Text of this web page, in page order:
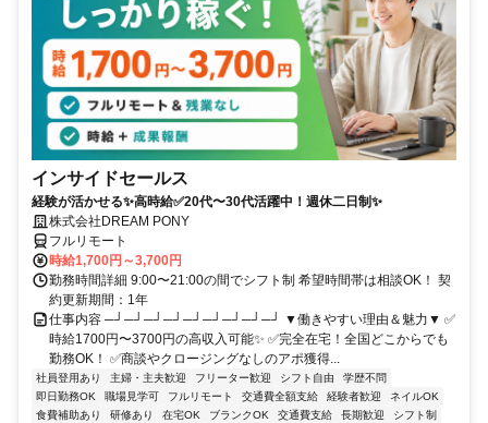
インサイドセールス
経験が活かせる✨高時給✅20代〜30代活躍中！週休二日制✨
株式会社DREAM PONY
フルリモート
時給1,700円～3,700円
勤務時間詳細 9:00〜21:00の間でシフト制 希望時間帯は相談OK！ 契
約更新期間：1年
仕事内容 ─┘─┘─┘─┘─┘─┘─┘─┘─┘ ▼働きやすい理由＆魅力▼ ✅
時給1700円〜3700円の高収入可能✨ ✅完全在宅！全国どこからでも
勤務OK！ ✅商談やクロージングなしのアポ獲得...
社員登用あり 主婦・主夫歓迎 フリーター歓迎 シフト自由
学歴不問
即日勤務OK
職場見学可 フルリモート 交通費全額支給 経験者歓迎
ネイルOK
食費補助あり
研修あり 在宅OK ブランクOK 交通費支給 長期歓迎
シフト制